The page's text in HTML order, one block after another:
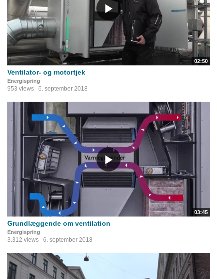
02:50
Ventilator- og motortjek
Energispring
953 views 6. september 2018
03:45
Grundlæggende om ventilation
Energispring
3.312 views 6. september 2018